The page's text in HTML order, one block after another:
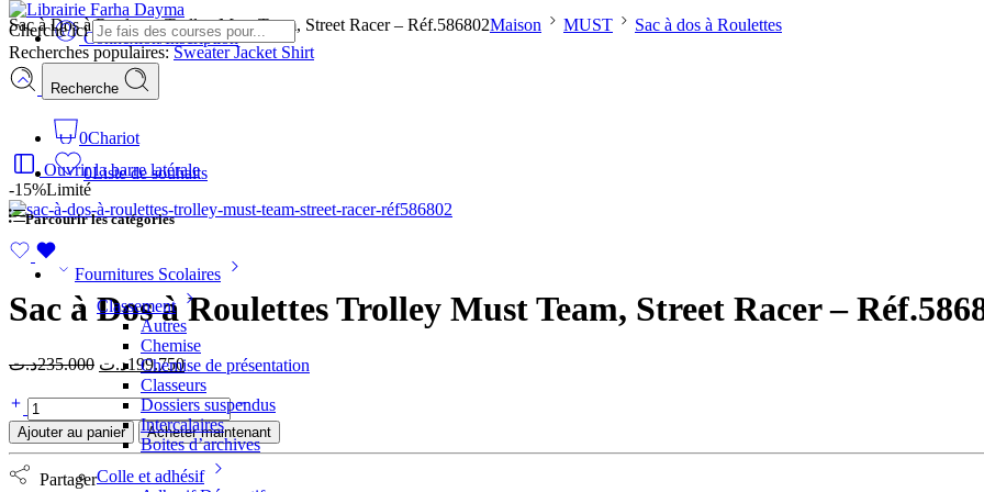
Connexion/Inscription
Cherche ici
Recherches populaires:SweaterJacket Shirt
Recherche
0Chariot
0Liste de souhaits
Parcourir les catégories
Fournitures Scolaires
Classement
Autres
Chemise
Chemise de présentation
Classeurs
Dossiers suspendus
Intercalaires
Boites d’archives
Colle et adhésif
Sac à Dos à Roulettes Trolley Must Team, Street Racer – Réf.586802Maison MUST Sac à dos à Roulettes
Ouvrir la barre latérale
-15%Limité
Sac à Dos à Roulettes Trolley Must Team, Street Racer –
235.000د.ت 199.750د.ت
Ajouter au panier Acheter maintenant
Partager